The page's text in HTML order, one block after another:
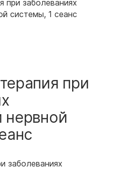
при заболеваниях
системы, 1 сеанс
при
нервной
заболеваниях